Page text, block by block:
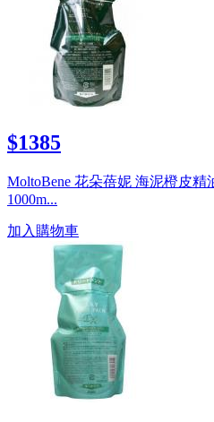
$1385
MoltoBene 花朵蓓妮 海泥橙皮精
1000m...
加入購物車